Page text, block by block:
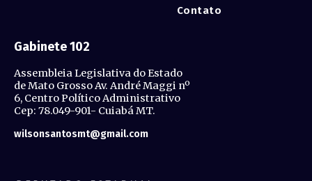
Gabinete 102
Assembleia Legislativa do Estado
de Mato Grosso Av. André Maggi nº
6, Centro Político Administrativo
Cep: 78.049-901- Cuiabá MT.
wilsonsantosmt@gmail.com
Contato